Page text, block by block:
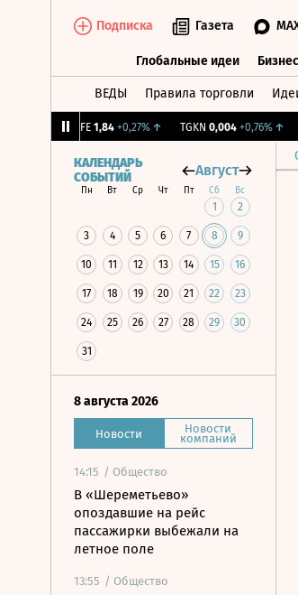
Подписка Газета
Глобальные идеи Бизнес
ВЕДЫ Правила торговли
LIFE 1,84 +0,27%↑ TGKN 0,004 +0,76%↑
КАЛЕНДАРЬ
СОБЫТИЙ
Август
Пн Вт Ср Чт Пт Сб Вс
1 2
3 4 5 6 7 8 9
10 11 12 13 14 15 16
17 18 19 20 21 22 23
24 25 26 27 28 29 30
31
8 августа 2026
Новости Новости
компаний
14:15 / Общество
В «Шереметьево»
опоздавшие на рейс
пассажирки выбежали на
летное поле
13:55 / Общество